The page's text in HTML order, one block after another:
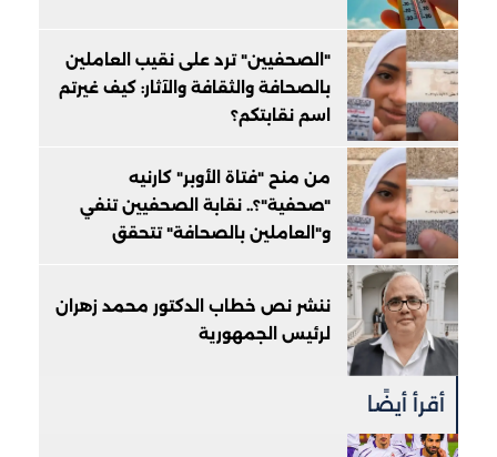
"الصحفيين" ترد على نقيب العاملين
بالصحافة والثقافة والآثار: كيف غيرتم
اسم نقابتكم؟
من منح "فتاة الأوبر" كارنيه
"صحفية"؟.. نقابة الصحفيين تنفي
و"العاملين بالصحافة" تتحقق
ننشر نص خطاب الدكتور محمد زهران
لرئيس الجمهورية
أقرأ أيضًا